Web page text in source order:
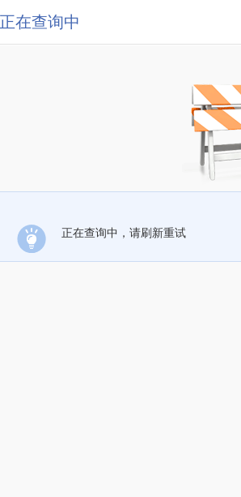
正在查询中
正在查询中，请刷新重试